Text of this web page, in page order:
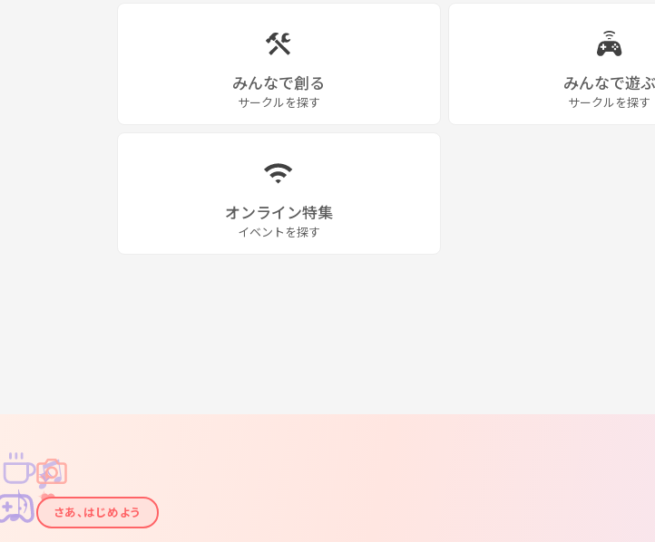
みんなで創る
サークルを探す
みんなで遊ぶ
サークルを探す
オンライン特集
イベントを探す
✦
✦
✧
✧
♪
♫
さあ、はじめよう